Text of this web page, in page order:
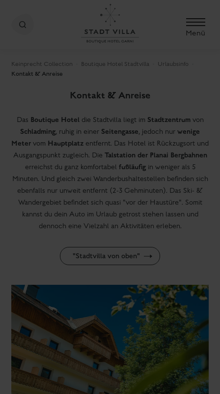
Menü
Keinprecht Collection Boutique Hotel Stadtvilla Urlaubsinfo
Kontakt & Anreise
Kontakt & Anreise
Das Boutique Hoteldie Stadtvilla liegt im Stadtzentrumvon
Schladming, ruhig in einer Seitengasse, jedoch nur wenige
Meter vom Hauptplatz entfernt. Das Hotel ist Rückzugsort und
Ausgangspunkt zugleich. Die Talstation der Planai Bergbahnen
erreichst du ganz komfortabel fußläufigin weniger als 5
Minuten. Und gleich zwei Wanderbushaltestellen befinden sich
ebenfalls nur unweit entfernt (2-3 Gehminuten). Das Ski- &
Wandergebiet befindet sich quasi "vor der Haustüre". Somit
kannst du dein Auto im Urlaub getrost stehen lassen und
dennoch eine Vielzahl an Aktivitäten erleben.
"Stadtvilla von oben"